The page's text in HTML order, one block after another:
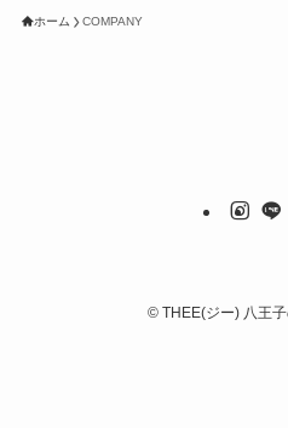
ホーム COMPANY
©THEE(ジー) 八王